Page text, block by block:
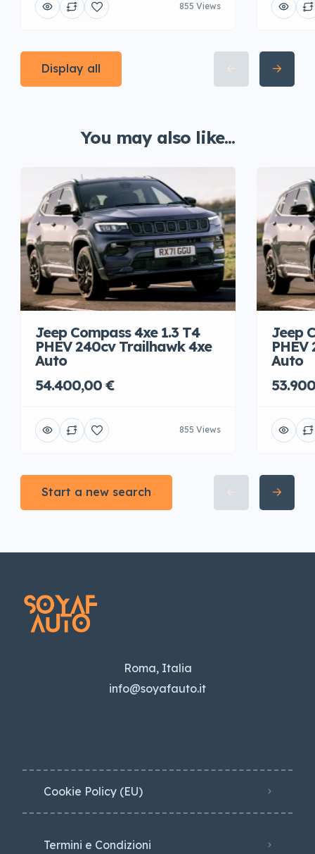
855 Views
Display all
You may also like...
Jeep Compass 4xe 1.3 T4
PHEV 240cv Trailhawk 4xe
Auto
54.400,00 €
855 Views
Jeep
Auto
Start a new search
Roma, Italia
info@soyafauto.it
Cookie Policy (EU)
Termini e Condizioni